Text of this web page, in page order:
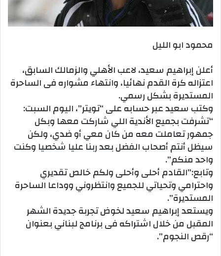
محمود ابو الليل
أعلن إبراهيم سعيد، لاعب الأهلي والزمالك السابق،
اعتزاله كرة القدم نهائيا، وانتهاء مشواره فى الساحرة
المستديرة بشكل رسمي.
وكتب سعيد عبر حسابه على “تويتر”، اليوم السبت:
“تشرفت بجميع الأندية اللي شاركت معها وبكل
جمهور تعاملت معه من كان معي أو ضدي، ولكن
سيظل أنتم أصحاب الفضل بعد ربنا عليا شخصيا وكنت
واحد منكم”.
وتابع:”القادم أحلى وأحلى ولكم خالص تقديري
واحترامي وتحياتي للجميع وانتظروني ووداعا الساحرة
المستديرة”.
ويستعد إبراهيم سعيد لخوض تجربة جديدة الشهر
المقبل من خلال اشتراكه فى برنامج لبناني بعنوان
“رقص النجوم”.